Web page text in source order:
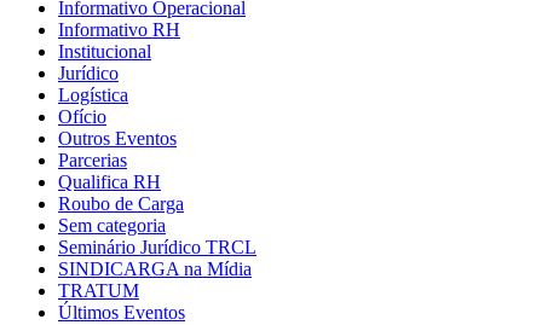
Informativo Operacional
Informativo RH
Institucional
Jurídico
Logística
Ofício
Outros Eventos
Parcerias
Qualifica RH
Roubo de Carga
Sem categoria
Seminário Jurídico TRCL
SINDICARGA na Mídia
TRATUM
Últimos Eventos